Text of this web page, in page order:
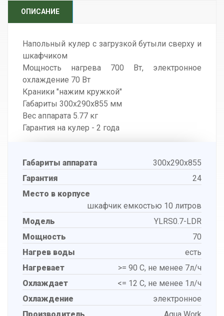
ОПИСАНИЕ
Напольный кулер с загрузкой бутыли сверху и
шкафчиком
Мощность нагрева 700 Вт, электронное
охлаждение 70 Вт
Краники "нажим кружкой"
Габариты 300x290x855 мм
Вес аппарата 5.77 кг
Гарантия на кулер - 2 года
Габариты аппарата
300x290x855
Гарантия
24
Место в корпусе
шкафчик емкостью 10 литров
Модель
YLRS0.7-LDR
Мощность
70
Нагрев воды
есть
Нагревает
>= 90 С, не менее 7л/ч
Охлаждает
<= 12 С, не менее 1л/ч
Охлаждение
электронное